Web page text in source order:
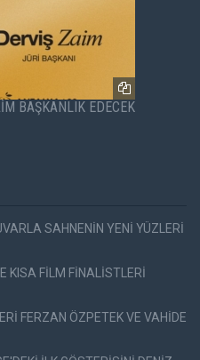
BAŞKANLIK EDECEK
SAHNENİN YENİ YÜZLERİ
KISA FİLM FİNALİSTLERİ
FERZAN ÖZPETEK VE VAHİDE